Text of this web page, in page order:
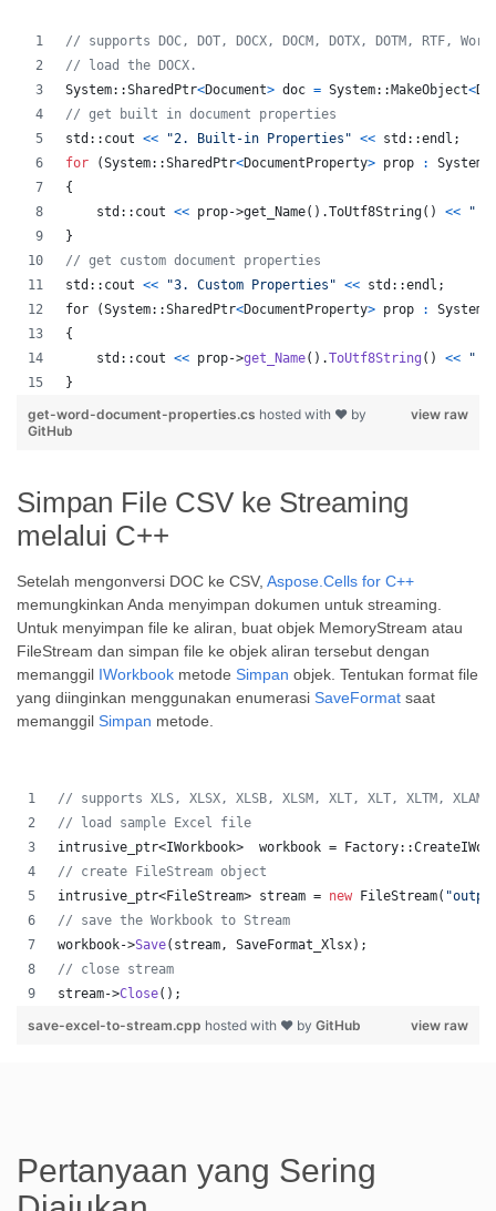
// supports DOC, DOT, DOCX, DOCM, DOTX, DOTM, RTF,
// load the DOCX.
System::SharedPtr<Document> doc = System:: MakeObject<
// get built in document properties
std :: cout << "2. Built-in Properties" << std ::endl ;
for
(System::SharedPtr<DocumentProperty> prop :
{
std :: cout << prop->get_Name( ) .ToUtf8String( ) <<
" :
}
// get custom document properties
std::cout << "3. Custom Properties" << std ::endl ;
for
(System::SharedPtr<DocumentProperty> prop :
{
std :: cout << prop->get_Name( ) .ToUtf8String ( ) <<
" :
}
view raw
get-word-document-properties.cs hosted with ❤ by
GitHub
Simpan File CSV ke Streaming
melalui C++
Setelah mengonversi DOC ke CSV, Aspose.Cells for C++
memungkinkan Anda menyimpan dokumen untuk streaming.
Untuk menyimpan file ke aliran, buat objek MemoryStream atau
FileStream dan simpan file ke objek aliran tersebut dengan
memanggil IWorkbook metode Simpan objek. Tentukan format file
yang diinginkan menggunakan enumerasi SaveFormat saat
memanggil Simpan metode.
// supports XLS, XLSX, XLSB, XLSM, XLT, XLT, XLTM,
// load sample Excel file
intrusive_ptr<IWorkbook>  workbook =
// create FileStream object
intrusive_ptr<FileStream> stream = new FileStream( "
// save the Workbook to Stream
workbook->Save(stream, SaveFormat_Xlsx);
// close stream
stream->Close();
view raw
save-excel-to-stream.cpp hosted with ❤ by GitHub
Pertanyaan yang Sering